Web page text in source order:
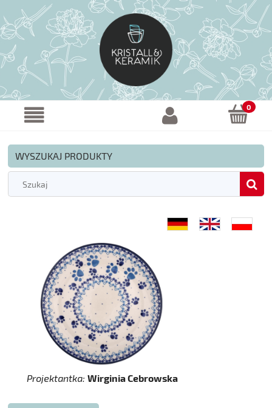
WYSZUKAJ PRODUKTY
Projektantka: Wirginia Cebrowska